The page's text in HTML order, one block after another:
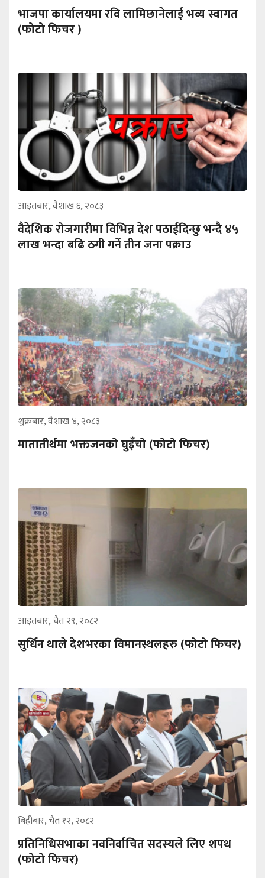
भाजपा कार्यालयमा रवि लामिछानेलाई भव्य स्वागत
(फोटो फिचर )
आइतबार, वैशाख ६, २०८३
वैदेशिक रोजगारीमा विभिन्न देश पठाईदिन्छु भन्दै ४५
लाख भन्दा बढि ठगी गर्ने तीन जना पक्राउ
शुक्रबार, वैशाख ४, २०८३
मातातीर्थमा भक्तजनको घुइँचो (फोटो फिचर)
आइतबार, चैत २९, २०८२
सुर्धिन थाले देशभरका विमानस्थलहरु (फोटो फिचर)
बिहीबार, चैत १२, २०८२
प्रतिनिधिसभाका नवनिर्वाचित सदस्यले लिए शपथ
‍‌(फोटो फिचर)